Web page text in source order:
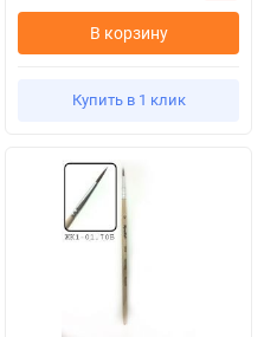
В корзину
Купить в 1 клик